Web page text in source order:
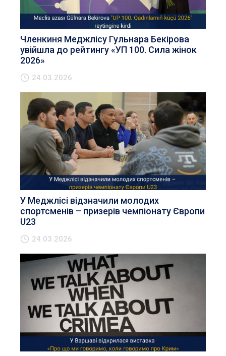
Членкиня Меджлісу Гульнара Бекірова
увійшла до рейтингу «УП 100. Сила жінок
2026»
24.03.2026
У Меджлісі відзначили молодих
спортсменів – призерів чемпіонату Європи
U23
24.03.2026